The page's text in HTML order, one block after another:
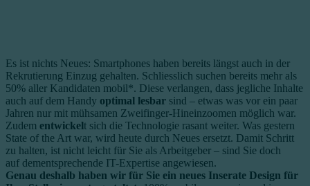
Es ist nichts Neues: Smartphones haben bereits längst auch in der
Rekrutierung Einzug gehalten. Schliesslich suchen bereits mehr als
50% aller Kandidaten mobil*. Diese verlangen, dass jegliche Inhalte
auch auf dem Handy optimal lesbar sind – etwas was vor ein paar
Jahren nur mit mühsamen Zweifinger-Hineinzoomen möglich war.
Zudem entwickelt sich die Technologie rasant weiter. Was gestern
State of the Art war, wird heute durch Neues ersetzt. Damit Schritt
zu halten, ist nicht leicht für Sie als Arbeitgeber – sind Sie doch
auf dementsprechende IT-Expertise angewiesen.
Genau deshalb haben wir für Sie ein neues Inserate Design für